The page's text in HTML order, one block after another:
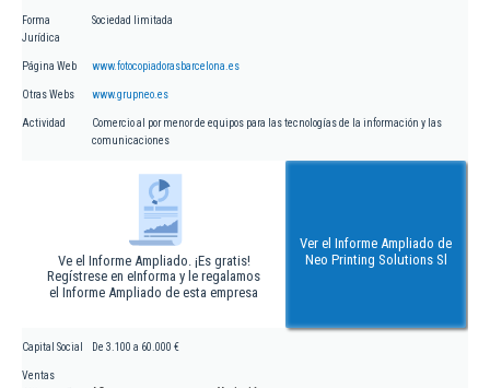
Forma
Jurídica
Sociedad limitada
Página Web www.fotocopiadorasbarcelona.es
Otras Webs www.grupneo.es
Actividad
Comercio al por menor de equipos para las tecnologías de la información y las
comunicaciones
Ve el Informe Ampliado. ¡Es gratis!
Regístrese en eInforma y le regalamos
el Informe Ampliado de esta empresa
Ver el Informe Ampliado de
Neo Printing Solutions Sl
Capital Social De 3.100 a 60.000 €
Ventas